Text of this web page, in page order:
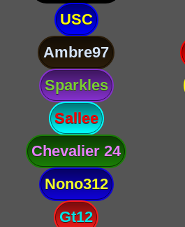
USC
Ambre97
Sparkles
Sallee
Chevalier 24
Nono312
Gt12